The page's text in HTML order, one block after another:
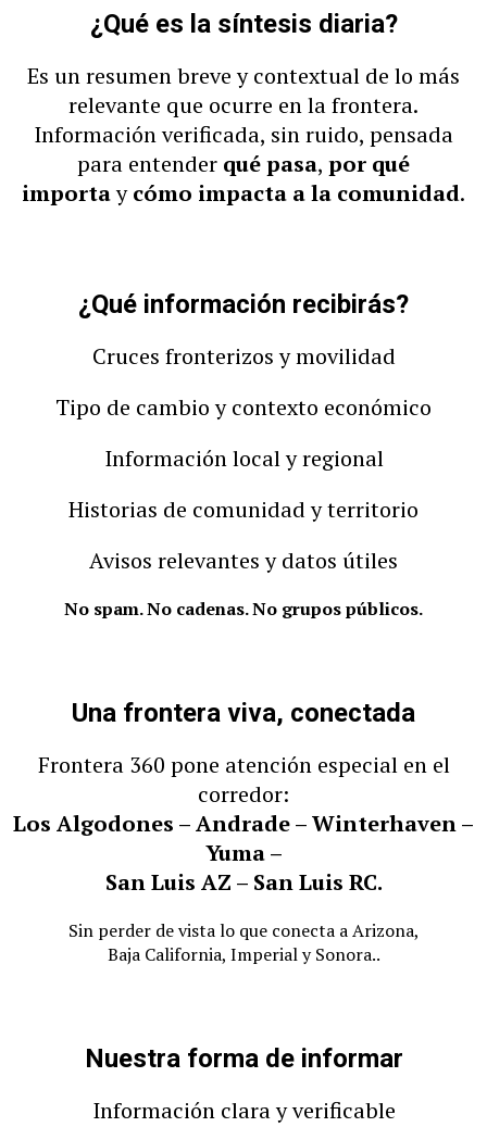
¿Qué es la síntesis diaria?
Es un resumen breve y contextual de lo más
relevante que ocurre en la frontera.
Información verificada, sin ruido, pensada
para entender qué pasa, por qué
importaycómo impacta a la comunidad.
¿Qué información recibirás?
Cruces fronterizos y movilidad
Tipo de cambio y contexto económico
Información local y regional
Historias de comunidad y territorio
Avisos relevantes y datos útiles
No spam. No cadenas. No grupos públicos.
Una frontera viva, conectada
Frontera 360 pone atención especial en el
corredor:
Los Algodones – Andrade – Winterhaven –
Yuma –
San Luis AZ – San Luis RC.
Sin perder de vista lo que conecta a Arizona,
Baja California, Imperial y Sonora..
Nuestra forma de informar
Información clara y verificable